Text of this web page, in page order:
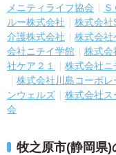
メニティライフ協会
ルー株式会社
株式会社
介護株式会社
株式会社
会社ニチイ学館
株式会
社ケア２１
株式会社ニ
株式会社川島コーポレ
ンウェルズ
株式会社ス
会
牧之原市(静岡県